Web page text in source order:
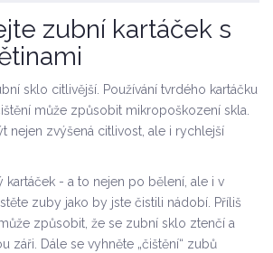
zubní kartáček s
sklo citlivější. Používání tvrdého kartáčku
může způsobit mikropoškození skla.
nejen zvýšená citlivost, ale i rychlejší
kartáček - a to nejen po bělení, ale i v
zuby jako by jste čistili nádobí. Příliš
způsobit, že se zubní sklo ztenčí a
záři. Dále se vyhněte „čištění“ zubů